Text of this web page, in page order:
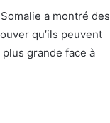
a montré des
qu’ils peuvent
grande face à